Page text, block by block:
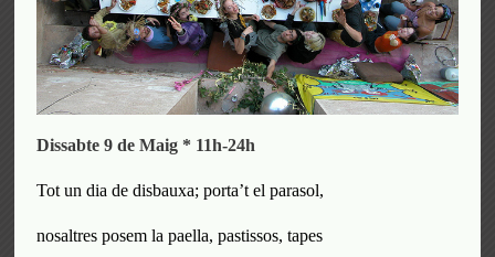
Dissabte 9 de Maig * 11h-24h
Tot un dia de disbauxa; porta’t el parasol,
nosaltres posem la paella, pastissos, tapes